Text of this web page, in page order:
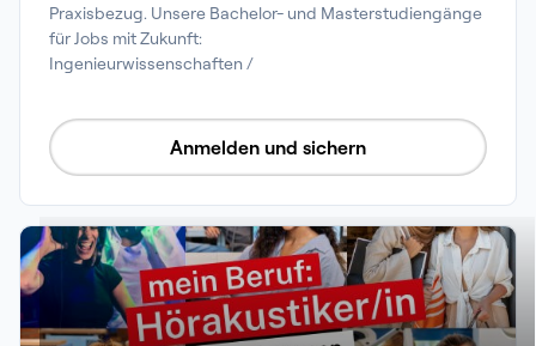
Praxisbezug. Unsere Bachelor- und Masterstudiengänge
für Jobs mit Zukunft:
Ingenieurwissenschaften /
Wirtschaft /
Psychologie
Anmelden und sichern